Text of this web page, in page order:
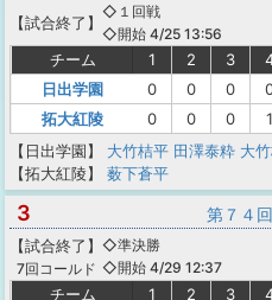
【試合終了 】
◇１回戦
◇開始 4/25 13:56
チーム 1 2 3
日出学園
0 0 0
拓大紅陵
0 0 0 1
【日出学園】
大竹桔平 田澤泰粋 大
【拓大紅陵】
薮下蒼平
3 第７４
【試合終了 】
7回コールド
◇準決勝
◇開始 4/29 12:37
チーム 1 2 3